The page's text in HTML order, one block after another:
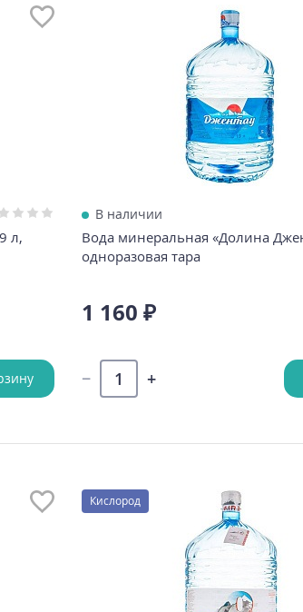
л,
В наличии
Вода минеральная «Долина
одноразовая тара
1 160 ₽
Кислород